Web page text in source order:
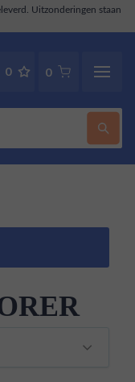
Uitzonderingen staan
0 0